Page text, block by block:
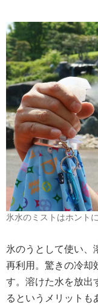
氷水のミストはホント
氷のうとして使い、
再利用。驚きの冷却
す。溶けた水を放出
るというメリットも